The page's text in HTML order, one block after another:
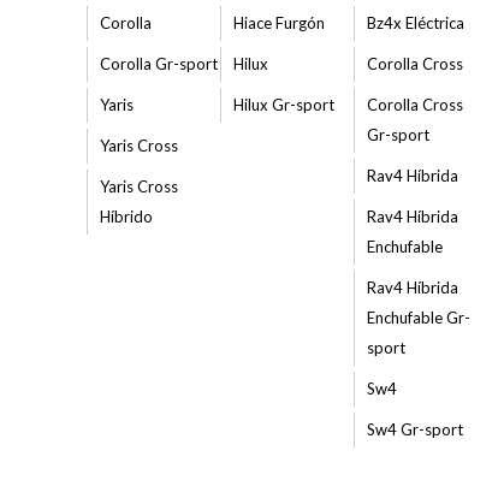
Corolla
Corolla Gr-sport
Yaris
Yaris Cross
Yaris Cross
Híbrido
Hiace Furgón
Hilux
Hilux Gr-sport
Bz4x Eléctrica
Corolla Cross
Corolla Cross
Gr-sport
Rav4 Híbrida
Rav4 Híbrida
Enchufable
Rav4 Híbrida
Enchufable Gr-
sport
Sw4
Sw4 Gr-sport